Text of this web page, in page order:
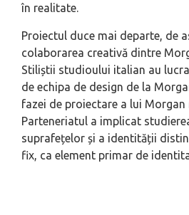
în realitate.
Proiectul duce mai departe, de
colaborarea creativă dintre
Stiliștii studioului italian au
de echipa de design de la
fazei de proiectare a lui Morgan
Parteneriatul a implicat
suprafețelor și a identității
fix, ca element primar de